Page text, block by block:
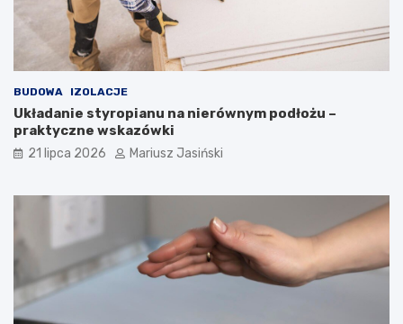
BUDOWA IZOLACJE
Układanie styropianu na nierównym podłożu –
praktyczne wskazówki
21 lipca 2026 Mariusz Jasiński